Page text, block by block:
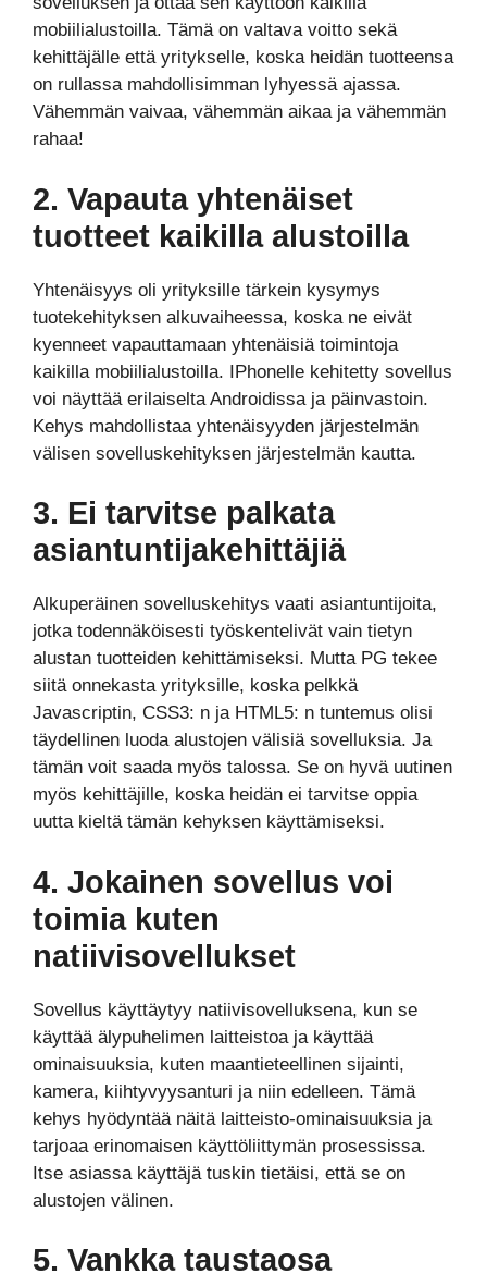
mobiilialustoilla. Tämä on valtava voitto sekä
kehittäjälle että yritykselle, koska heidän tuotteensa
on rullassa mahdollisimman lyhyessä ajassa.
Vähemmän vaivaa, vähemmän aikaa ja vähemmän
rahaa!
2. Vapauta yhtenäiset
tuotteet kaikilla alustoilla
Yhtenäisyys oli yrityksille tärkein kysymys
tuotekehityksen alkuvaiheessa, koska ne eivät
kyenneet vapauttamaan yhtenäisiä toimintoja
kaikilla mobiilialustoilla. IPhonelle kehitetty sovellus
voi näyttää erilaiselta Androidissa ja päinvastoin.
Kehys mahdollistaa yhtenäisyyden järjestelmän
välisen sovelluskehityksen järjestelmän kautta.
3. Ei tarvitse palkata
asiantuntijakehittäjiä
Alkuperäinen sovelluskehitys vaati asiantuntijoita,
jotka todennäköisesti työskentelivät vain tietyn
alustan tuotteiden kehittämiseksi. Mutta PG tekee
siitä onnekasta yrityksille, koska pelkkä
Javascriptin, CSS3: n ja HTML5: n tuntemus olisi
täydellinen luoda alustojen välisiä sovelluksia. Ja
tämän voit saada myös talossa. Se on hyvä uutinen
myös kehittäjille, koska heidän ei tarvitse oppia
uutta kieltä tämän kehyksen käyttämiseksi.
4. Jokainen sovellus voi
toimia kuten
natiivisovellukset
Sovellus käyttäytyy natiivisovelluksena, kun se
käyttää älypuhelimen laitteistoa ja käyttää
ominaisuuksia, kuten maantieteellinen sijainti,
kamera, kiihtyvyysanturi ja niin edelleen. Tämä
kehys hyödyntää näitä laitteisto-ominaisuuksia ja
tarjoaa erinomaisen käyttöliittymän prosessissa.
Itse asiassa käyttäjä tuskin tietäisi, että se on
alustojen välinen.
5. Vankka taustaosa